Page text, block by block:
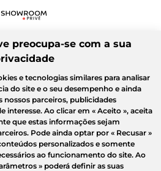
preocupa-se com a sua
e tecnologias similares para analisar
do site e o seu desempenho e ainda
parceiros, publicidades
interesse. Ao clicar em « Aceito », aceita
que estas informações sejam
Pode ainda optar por « Recusar »
personalizados e somente
ao funcionamento do site. Ao
» poderá definir as suas